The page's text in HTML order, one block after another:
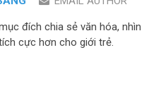
đích chia sẻ văn hóa, nhìn
cực hơn cho giới trẻ.